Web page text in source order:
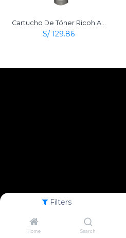
Filters
Home Search
S/ 129.86